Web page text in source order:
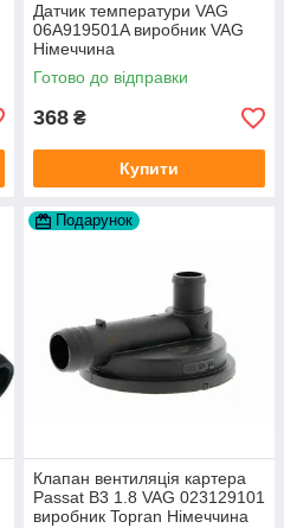
Датчик температури VAG
06A919501A виробник VAG
Німеччина
Готово до відправки
368 ₴
Купити
Подарунок
Клапан вентиляція картера
Passat B3 1.8 VAG 023129101
виробник Topran Німеччина